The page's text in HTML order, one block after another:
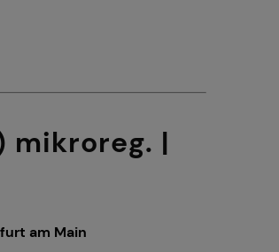
mikroreg. |
am Main